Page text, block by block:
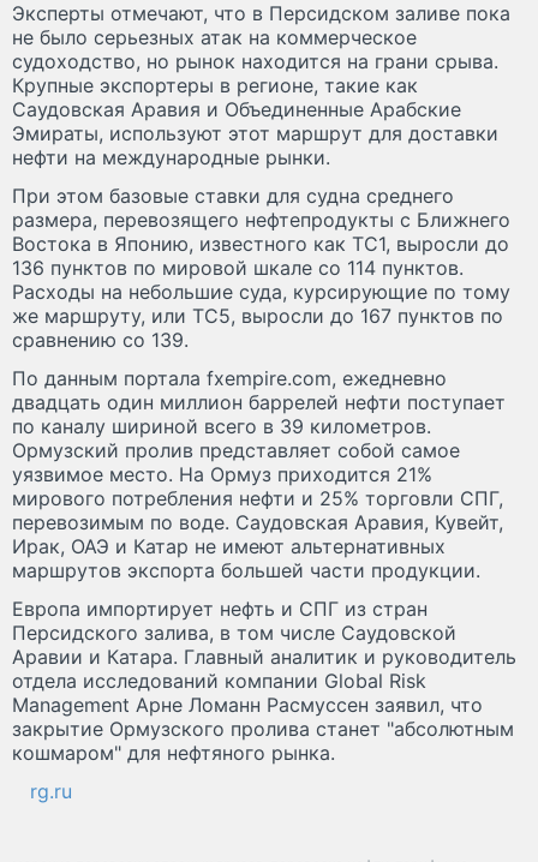
Эксперты отмечают, что в Персидском заливе пока
не было серьезных атак на коммерческое
судоходство, но рынок находится на грани срыва.
Крупные экспортеры в регионе, такие как
Саудовская Аравия и Объединенные Арабские
Эмираты, используют этот маршрут для доставки
нефти на международные рынки.
При этом базовые ставки для судна среднего
размера, перевозящего нефтепродукты с Ближнего
Востока в Японию, известного как TC1, выросли до
136 пунктов по мировой шкале со 114 пунктов.
Расходы на небольшие суда, курсирующие по тому
же маршруту, или TC5, выросли до 167 пунктов по
сравнению со 139.
По данным портала fxempire.com, ежедневно
двадцать один миллион баррелей нефти поступает
по каналу шириной всего в 39 километров.
Ормузский пролив представляет собой самое
уязвимое место. На Ормуз приходится 21%
мирового потребления нефти и 25% торговли СПГ,
перевозимым по воде. Саудовская Аравия, Кувейт,
Ирак, ОАЭ и Катар не имеют альтернативных
маршрутов экспорта большей части продукции.
Европа импортирует нефть и СПГ из стран
Персидского залива, в том числе Саудовской
Аравии и Катара. Главный аналитик и руководитель
отдела исследований компании Global Risk
Management Арне Ломанн Расмуссен заявил, что
закрытие Ормузского пролива станет "абсолютным
кошмаром" для нефтяного рынка.
rg.ru